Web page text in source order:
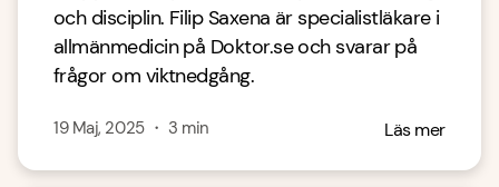
och disciplin. Filip Saxena är specialistläkare i
allmänmedicin på Doktor.se och svarar på
frågor om viktnedgång.
19 Maj, 2025・ 3 min Läs mer